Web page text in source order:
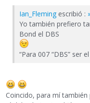
Ian_Fleming escribió :
Yo también prefiero
Bond el DBS
“Para 007 “DBS” ser
Coincido, para mí